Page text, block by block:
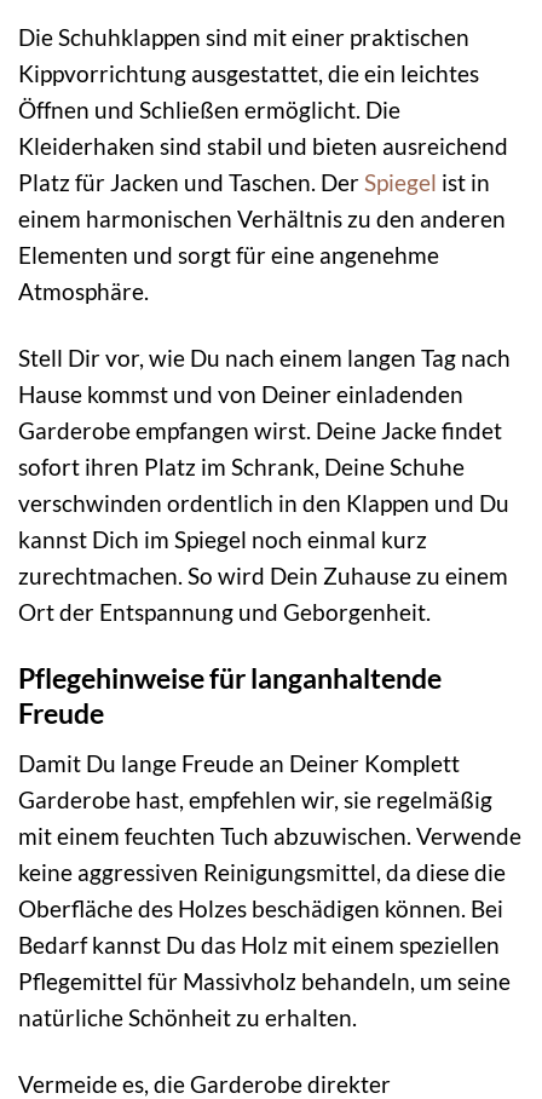
Die Schuhklappen sind mit einer praktischen
Kippvorrichtung ausgestattet, die ein leichtes
Öffnen und Schließen ermöglicht. Die
Kleiderhaken sind stabil und bieten ausreichend
Platz für Jacken und Taschen. DerSpiegel ist in
einem harmonischen Verhältnis zu den anderen
Elementen und sorgt für eine angenehme
Atmosphäre.
Stell Dir vor, wie Du nach einem langen Tag nach
Hause kommst und von Deiner einladenden
Garderobe empfangen wirst. Deine Jacke findet
sofort ihren Platz im Schrank, Deine Schuhe
verschwinden ordentlich in den Klappen und Du
kannst Dich im Spiegel noch einmal kurz
zurechtmachen. So wird Dein Zuhause zu einem
Ort der Entspannung und Geborgenheit.
Pflegehinweise für langanhaltende
Freude
Damit Du lange Freude an Deiner Komplett
Garderobe hast, empfehlen wir, sie regelmäßig
mit einem feuchten Tuch abzuwischen. Verwende
keine aggressiven Reinigungsmittel, da diese die
Oberfläche des Holzes beschädigen können. Bei
Bedarf kannst Du das Holz mit einem speziellen
Pflegemittel für Massivholz behandeln, um seine
natürliche Schönheit zu erhalten.
Vermeide es, die Garderobe direkter